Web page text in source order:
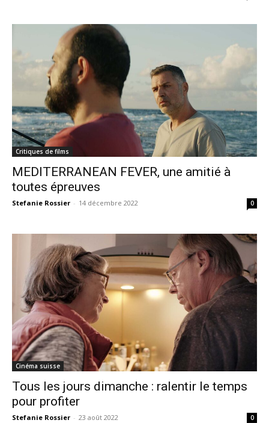
Critiques de films
MEDITERRANEAN FEVER, une amitié à
toutes épreuves
Stefanie Rossier - 14 décembre 2022 0
Cinéma suisse
Tous les jours dimanche : ralentir le temps
pour profiter
Stefanie Rossier - 23 août 2022 0